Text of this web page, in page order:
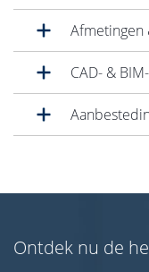
Afmetingen
CAD- &
Ontdek nu de